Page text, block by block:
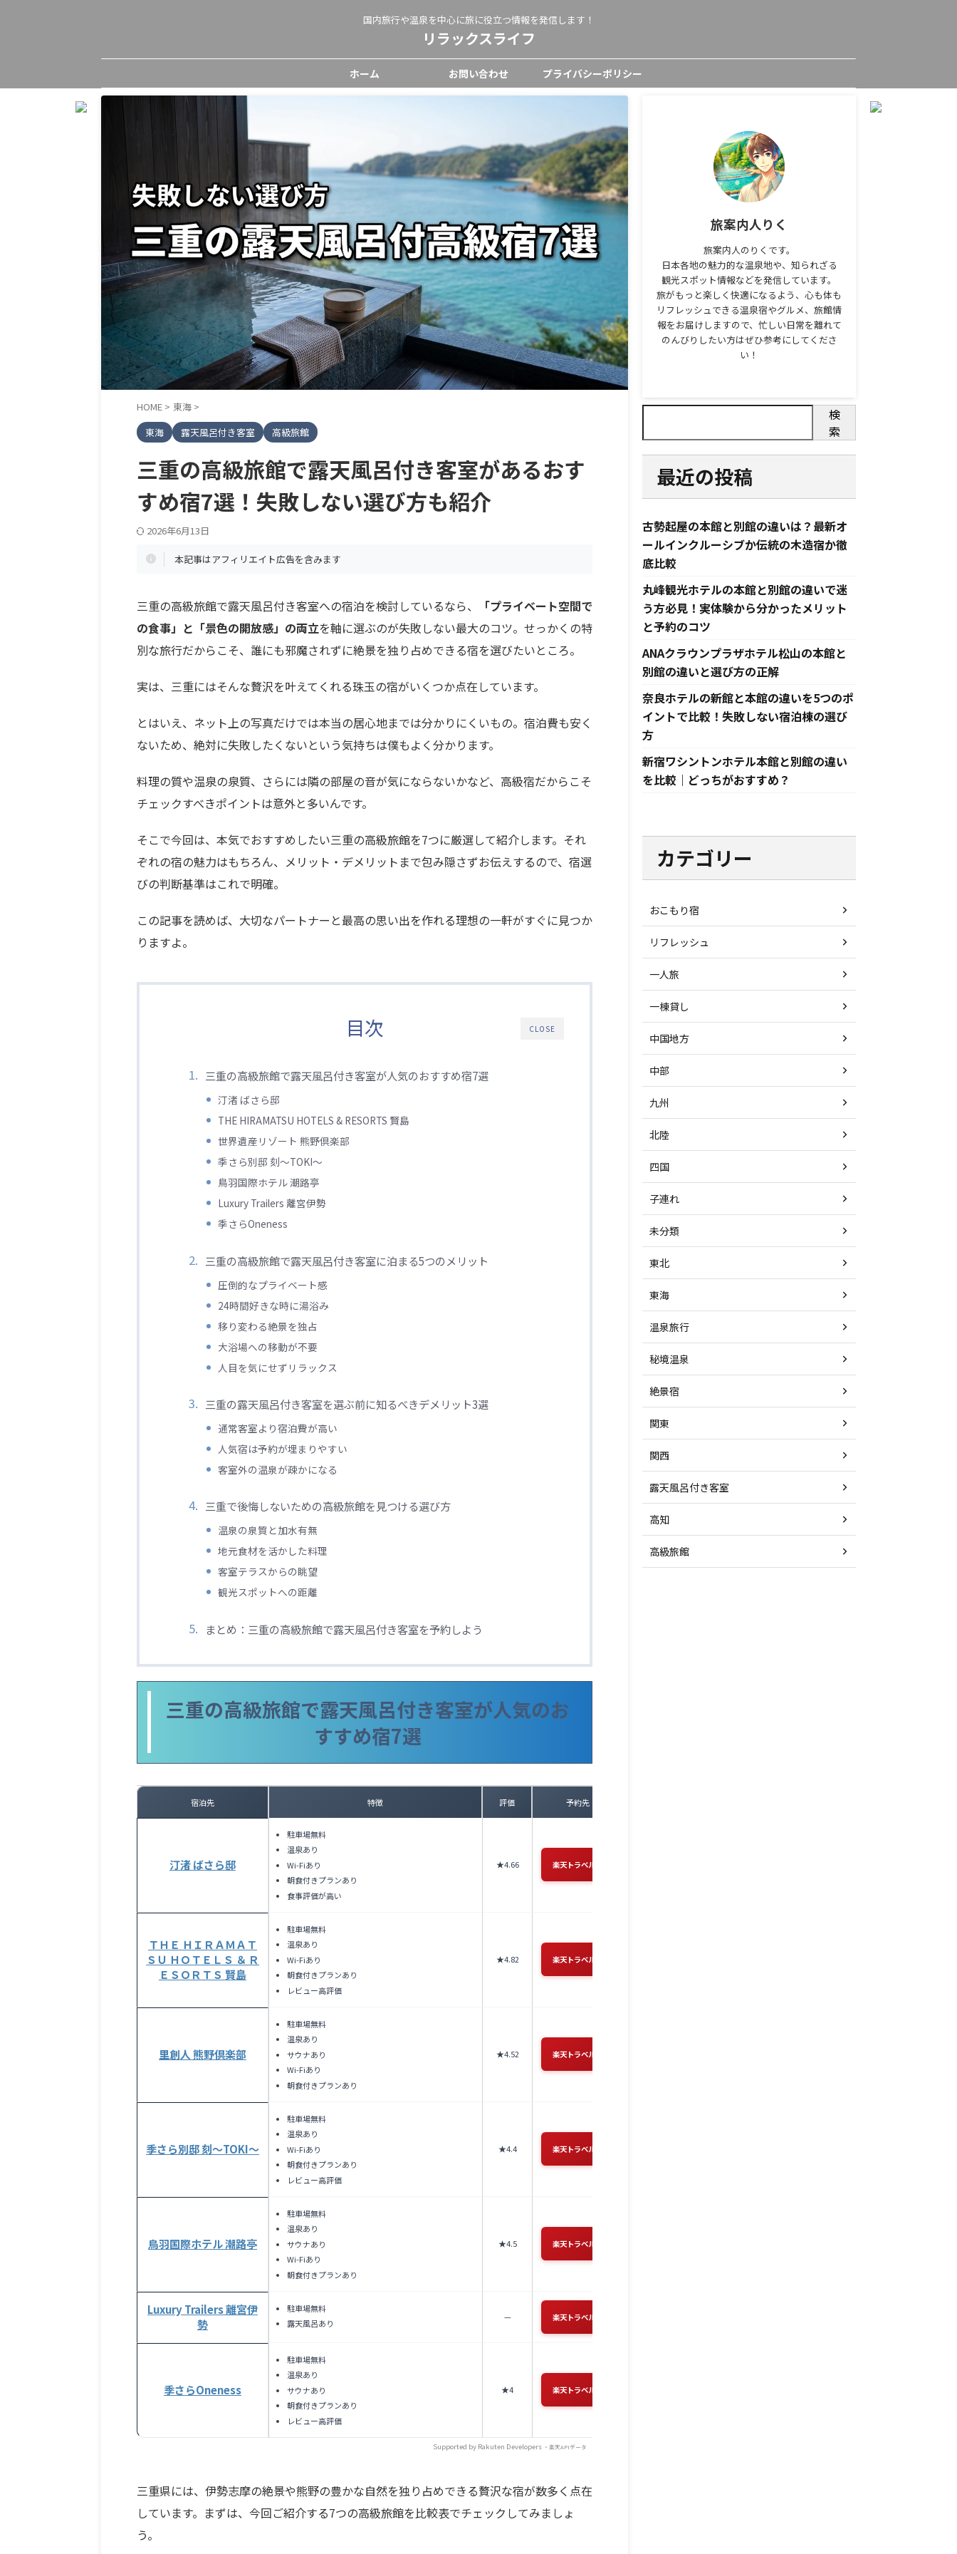
国内旅行や温泉を中心に旅に役立つ情報を発信します！
リラックスライフ
ホーム お問い合わせ プライバシーポリシー
HOME > 東海 >
東海
露天風呂付き客室 高級旅館
三重の高級旅館で露天風呂付き客室があるおす
すめ宿7選！失敗しない選び方も紹介
2026年6月13日
本記事はアフィリエイト広告を含みます
三重の高級旅館で露天風呂付き客室への宿泊を検討しているなら、
「プライベート空間で
の食事」と「景色の開放感」の両立を軸に選ぶのが失敗しない最大のコツ。せっかくの特
別な旅行だからこそ、誰にも邪魔されずに絶景を独り占めできる宿を選びたいところ。
実は、三重にはそんな贅沢を叶えてくれる珠玉の宿がいくつか点在しています。
とはいえ、ネット上の写真だけでは本当の居心地までは分かりにくいもの。宿泊費も安く
ないため、絶対に失敗したくないという気持ちは僕もよく分かります。
料理の質や温泉の泉質、さらには隣の部屋の音が気にならないかなど、高級宿だからこそ
チェックすべきポイントは意外と多いんです。
そこで今回は、本気でおすすめしたい三重の高級旅館を7つに厳選して紹介します。それ
ぞれの宿の魅力はもちろん、メリット・デメリットまで包み隠さずお伝えするので、宿選
びの判断基準はこれで明確。
この記事を読めば、大切なパートナーと最高の思い出を作れる理想の一軒がすぐに見つか
りますよ。
CLOSE
目次
三重の高級旅館で露天風呂付き客室が人気のおすすめ宿7選
汀渚 ばさら邸
THE HIRAMATSU HOTELS & RESORTS 賢島
世界遺産リゾート 熊野倶楽部
季さら別邸 刻～TOKI～
鳥羽国際ホテル 潮路亭
Luxury Trailers 離宮伊勢
季さらOneness
三重の高級旅館で露天風呂付き客室に泊まる5つのメリット
圧倒的なプライベート感
24時間好きな時に湯浴み
移り変わる絶景を独占
大浴場への移動が不要
人目を気にせずリラックス
三重の露天風呂付き客室を選ぶ前に知るべきデメリット3選
通常客室より宿泊費が高い
人気宿は予約が埋まりやすい
客室外の温泉が疎かになる
三重で後悔しないための高級旅館を見つける選び方
温泉の泉質と加水有無
地元食材を活かした料理
客室テラスからの眺望
観光スポットへの距離
まとめ：三重の高級旅館で露天風呂付き客室を予約しよう
三重の高級旅館で露天風呂付き客室が人気のお
すすめ宿7選
宿泊先 特徴 評価 予約先
汀渚 ばさら邸
駐車場無料
温泉あり
Wi-Fiあり
朝食付きプランあり
食事評価が高い
★4.66 楽天トラベル →
ＴＨＥ ＨＩＲＡＭＡＴ
ＳＵ ＨＯＴＥＬＳ ＆ Ｒ
ＥＳＯＲＴＳ 賢島
駐車場無料
温泉あり
Wi-Fiあり
朝食付きプランあり
レビュー高評価
★4.82 楽天トラベル →
里創人 熊野倶楽部
駐車場無料
温泉あり
サウナあり
Wi-Fiあり
朝食付きプランあり
★4.52 楽天トラベル →
季さら別邸 刻～TOKI～
駐車場無料
温泉あり
Wi-Fiあり
朝食付きプランあり
レビュー高評価
★4.4 楽天トラベル →
鳥羽国際ホテル 潮路亭
駐車場無料
温泉あり
サウナあり
Wi-Fiあり
朝食付きプランあり
★4.5 楽天トラベル →
Luxury Trailers 離宮伊
勢
駐車場無料
露天風呂あり
— 楽天トラベル →
季さらOneness
駐車場無料
温泉あり
サウナあり
朝食付きプランあり
レビュー高評価
★4 楽天トラベル →
Supported by Rakuten Developers ・楽天APIデータ
三重県には、伊勢志摩の絶景や熊野の豊かな自然を独り占めできる贅沢な宿が数多く点在
しています。まずは、今回ご紹介する7つの高級旅館を比較表でチェックしてみましょ
う。
旅案内人りく
旅案内人のりくです。
日本各地の魅力的な温泉地や、知られざる
観光スポット情報などを発信しています。
旅がもっと楽しく快適になるよう、心も体も
リフレッシュできる温泉宿やグルメ、旅館情
報をお届けしますので、忙しい日常を離れて
のんびりしたい方はぜひ参考にしてくださ
い！
検
索
最近の投稿
古勢起屋の本館と別館の違いは？最新オ
ールインクルーシブか伝統の木造宿か徹
底比較
丸峰観光ホテルの本館と別館の違いで迷
う方必見！実体験から分かったメリット
と予約のコツ
ANAクラウンプラザホテル松山の本館と
別館の違いと選び方の正解
奈良ホテルの新館と本館の違いを5つのポ
イントで比較！失敗しない宿泊棟の選び
方
新宿ワシントンホテル本館と別館の違い
を比較｜どっちがおすすめ？
カテゴリー
おこもり宿
リフレッシュ
一人旅
一棟貸し
中国地方
中部
九州
北陸
四国
子連れ
未分類
東北
東海
温泉旅行
秘境温泉
絶景宿
関東
関西
露天風呂付き客室
高知
高級旅館